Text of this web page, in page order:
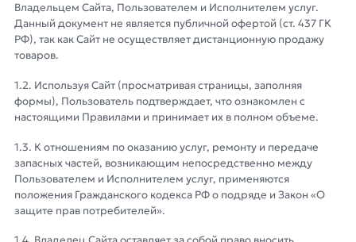
Владельцем Сайта, Пользователем и Исполнителем услуг.
Данный документ не является публичной офертой (ст. 437 ГК
РФ), так как Сайт не осуществляет дистанционную продажу
товаров.
1.2. Используя Сайт (просматривая страницы, заполняя
формы), Пользователь подтверждает, что ознакомлен с
настоящими Правилами и принимает их в полном объеме.
1.3. К отношениям по оказанию услуг, ремонту и передаче
запасных частей, возникающим непосредственно между
Пользователем и Исполнителем услуг, применяются
положения Гражданского кодекса РФ о подряде и Закон «О
защите прав потребителей».